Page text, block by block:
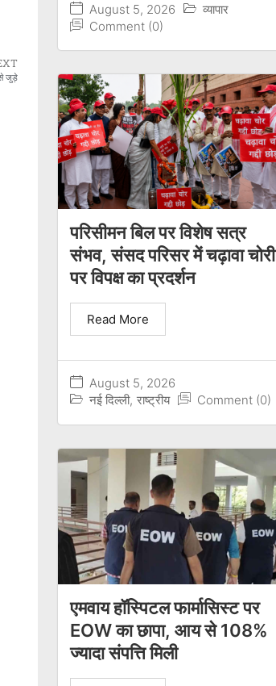
से जुड़े
August 5, 2026
व्यापार
Comment (0)
परिसीमन बिल पर विशेष सत्र
संभव, संसद परिसर में चढ़ावा चोरी
पर विपक्ष का प्रदर्शन
August 5, 2026
नई दिल्ली, राष्ट्रीय Comment (0)
Read More
एमवाय हॉस्पिटल फार्मासिस्ट पर
EOW का छापा, आय से 108%
ज्यादा संपत्ति मिली